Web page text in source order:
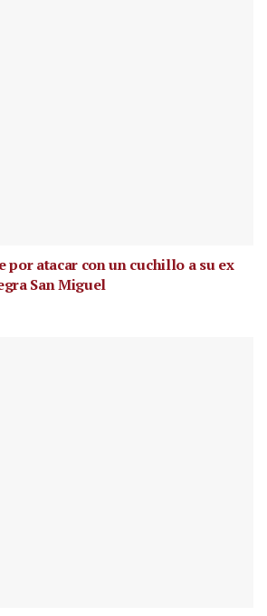
por atacar con un cuchillo a su ex
San Miguel